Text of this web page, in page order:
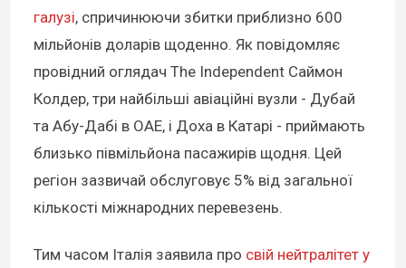
галузі, спричинюючи збитки приблизно 600
мільйонів доларів щоденно. Як повідомляє
провідний оглядач The Independent Саймон
Колдер, три найбільші авіаційні вузли - Дубай
та Абу-Дабі в ОАЕ, і Доха в Катарі - приймають
близько півмільйона пасажирів щодня. Цей
регіон зазвичай обслуговує 5% від загальної
кількості міжнародних перевезень.
Тим часом Італія заявила про свій нейтралітет у